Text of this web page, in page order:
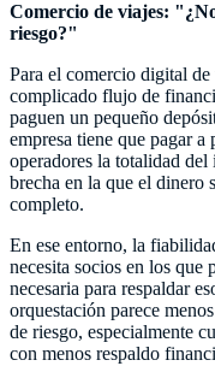
Comercio de viajes:
riesgo?"
Para el comercio digital
complicado flujo de
paguen un pequeño
empresa tiene que pagar
operadores la totalidad
brecha en la que el dinero
completo.
En ese entorno, la
necesita socios en los que
necesaria para respaldar
orquestación parece
de riesgo, especialmente
con menos respaldo